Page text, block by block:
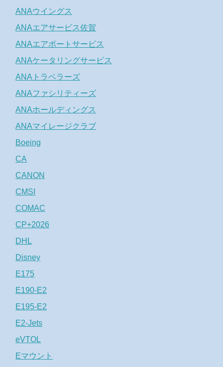
ANAウイングス
ANAエアサービス佐賀
ANAエアポートサービス
ANAケータリングサービス
ANAトラベラーズ
ANAファシリティーズ
ANAホールディングス
ANAマイレージクラブ
Boeing
CA
CANON
CMSI
COMAC
CP+2026
DHL
Disney
E175
E190-E2
E195-E2
E2-Jets
eVTOL
Eマウント